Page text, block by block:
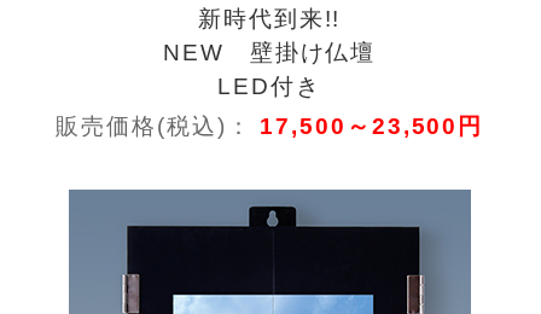
新時代到来!!
NEW 壁掛け仏壇
LED付き
販売価格(税込)： 17,500～23,500円